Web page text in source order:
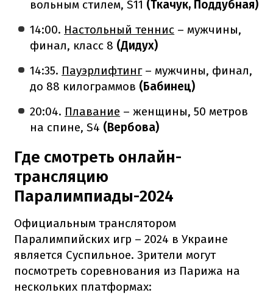
вольным стилем, S11 (Ткачук, Поддубная)
14:00. Настольный теннис – мужчины,
финал, класс 8 (Дидух)
14:35. Пауэрлифтинг– мужчины, финал,
до 88 килограммов (Бабинец)
20:04. Плавание – женщины, 50 метров
на спине, S4 (Вербова)
Где смотреть онлайн-
трансляцию
Паралимпиады-2024
Официальным транслятором
Паралимпийских игр – 2024 в Украине
является Суспильное. Зрители могут
посмотреть соревнования из Парижа на
нескольких платформах: